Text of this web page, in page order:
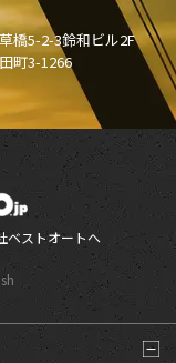
橋5-2-3鈴和ビル2F
町3-1266
ベストオートへ